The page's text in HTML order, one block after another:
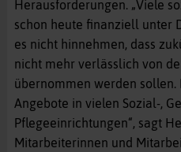
Herausforderungen. „Viele
schon heute finanziell unter
es nicht hinnehmen, dass
nicht mehr verlässlich von
übernommen werden sollen.
Angebote in vielen Sozial-,
Pflegeeinrichtungen“, sagt
Mitarbeiterinnen und